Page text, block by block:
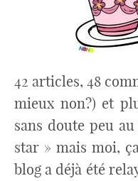
42 articles, 48
mieux non?) et
sans doute peu
star » mais moi,
blog a déjà été